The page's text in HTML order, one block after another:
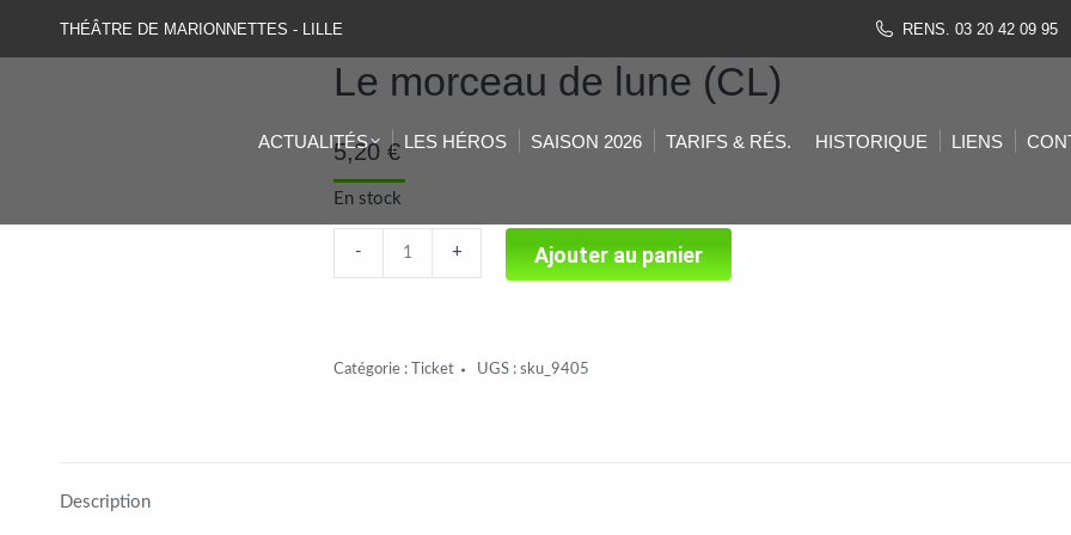
THÉÂTRE DE MARIONNETTES - LILLE RENS. 03 20 42 09 95
ACTUALITÉS LES HÉROS SAISON 2026 TARIFS & RÉS. HISTORIQUE LIENS
Le morceau de lune (CL)
5,20€
En stock
morceau
(CL)
- + Ajouter au panier
Catégorie : Ticket UGS :sku_9405
Description